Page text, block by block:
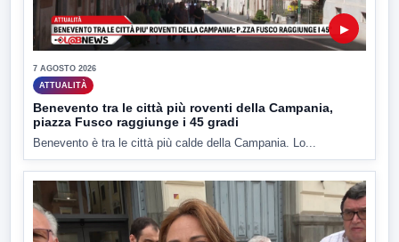
▶
7 AGOSTO 2026
ATTUALITÀ
Benevento tra le città più roventi della Campania,
piazza Fusco raggiunge i 45 gradi
Benevento è tra le città più calde della Campania. Lo...